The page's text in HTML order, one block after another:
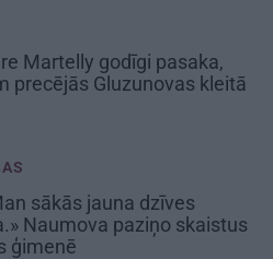
Martelly godīgi pasaka,
precējās Gluzunovas kleitā
sākās jauna dzīves
Naumova paziņo skaistus
ģimenē